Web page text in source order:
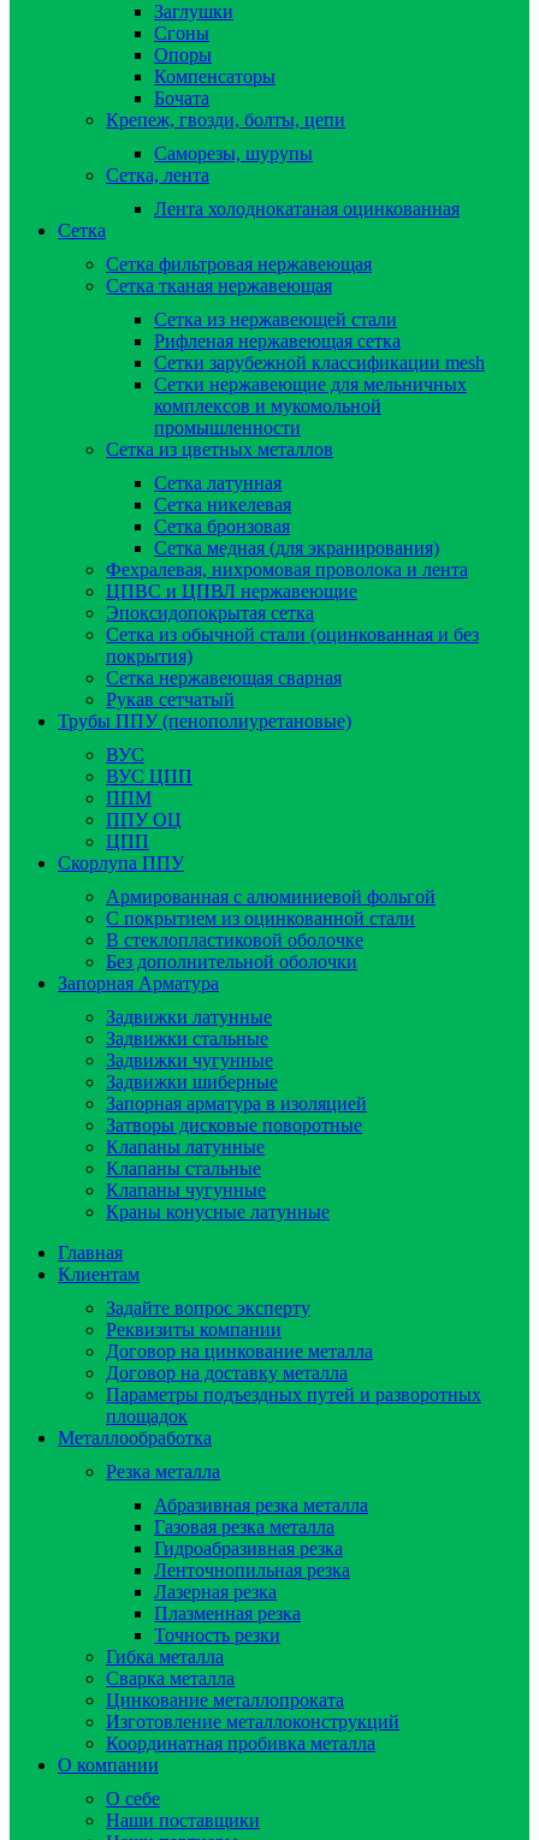
Заглушки
Сгоны
Опоры
Компенсаторы
Бочата
Крепеж, гвозди, болты, цепи
Саморезы, шурупы
Сетка, лента
Лента холоднокатаная оцинкованная
Сетка
Сетка фильтровая нержавеющая
Сетка тканая нержавеющая
Сетка из нержавеющей стали
Рифленая нержавеющая сетка
Сетки зарубежной классификации mesh
Сетки нержавеющие для мельничных
комплексов и мукомольной
промышленности
Сетка из цветных металлов
Сетка латунная
Сетка никелевая
Сетка бронзовая
Сетка медная (для экранирования)
Фехралевая, нихромовая проволока и лента
ЦПВС и ЦПВЛ нержавеющие
Эпоксидопокрытая сетка
Сетка из обычной стали (оцинкованная и без
покрытия)
Сетка нержавеющая сварная
Рукав сетчатый
Трубы ППУ (пенополиуретановые)
ВУС
ВУС ЦПП
ППМ
ППУ ОЦ
ЦПП
Скорлупа ППУ
Армированная с алюминиевой фольгой
C покрытием из оцинкованной стали
В стеклопластиковой оболочке
Без дополнительной оболочки
Запорная Арматура
Задвижки латунные
Задвижки стальные
Задвижки чугунные
Задвижки шиберные
Запорная арматура в изоляцией
Затворы дисковые поворотные
Клапаны латунные
Клапаны стальные
Клапаны чугунные
Краны конусные латунные
Главная
Клиентам
Задайте вопрос эксперту
Реквизиты компании
Договор на цинкование металла
Договор на доставку металла
Параметры подъездных путей и разворотных
площадок
Металлообработка
Резка металла
Абразивная резка металла
Газовая резка металла
Гидроaбразивная резка
Ленточнопильная резка
Лазерная резка
Плазменная резка
Точность резки
Гибка металла
Сварка металла
Цинкование металлопроката
Изготовление металлоконструкций
Координатная пробивка металла
О компании
О себе
Наши поставщики